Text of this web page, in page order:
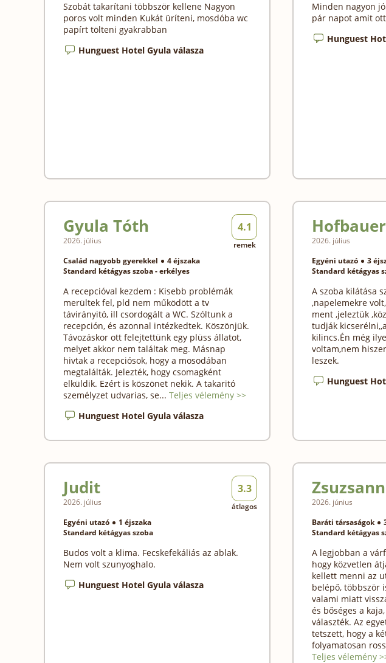
Szobát takarítani többször kellene Nagyon
poros volt minden Kukát üríteni, mosdóba wc
papírt tölteni gyakrabban
Hunguest Hotel Gyula válasza
Minden nagyon
pár napot amit
Hunguest
Gyula Tóth
2026. július
Család nagyobb gyerekkel
4 éjszaka
Standard kétágyas szoba - erkélyes
A recepcióval kezdem : Kisebb problémák
merültek fel, pld nem működött a tv
távirányitó, ill csordogált a WC. Szóltunk a
recepción, és azonnal intézkedtek. Köszönjük.
Távozáskor ott felejtettünk egy plüss állatot,
melyet akkor nem találtak meg. Másnap
hivtak a recepciósok, hogy a mosodában
megtalálták. Jelezték, hogy csomagként
elküldik. Ezért is köszönet nekik. A takaritó
személyzet udvarias, se... Teljes vélemény >>
Hunguest Hotel Gyula válasza
4.1
remek
2026. július
Egyéni utazó
3
Standard kétágyas
A szoba kilátása
,napelemekre
ment ,jeleztük
tudják
kilincs.Én még
voltam,nem
leszek.
Hunguest
Judit
2026. július
Egyéni utazó
1 éjszaka
Standard kétágyas szoba
Budos volt a klima. Fecskefekáliás az ablak.
Nem volt szunyoghalo.
Hunguest Hotel Gyula válasza
3.3
átlagos
2026. június
Baráti társaságok
Standard kétágyas
A legjobban a
hogy közvetlen
kellett menni az
belépő, többször
valami miatt
és bőséges a
választék. Az
tetszett, hogy a
folyamatosan
Teljes vélemény